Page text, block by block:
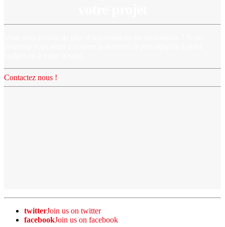
Contactez nous !
twitterJoin us on twitter
facebookJoin us on facebook